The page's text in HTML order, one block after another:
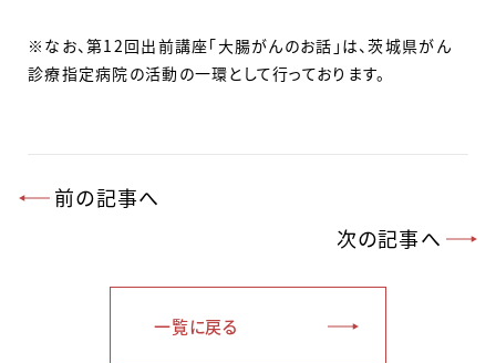
※なお、第12回出前講座「大腸がんのお話」は、茨城県がん
診療指定病院の活動の一環として行っております。
前の記事へ
次の記事へ
一覧に戻る